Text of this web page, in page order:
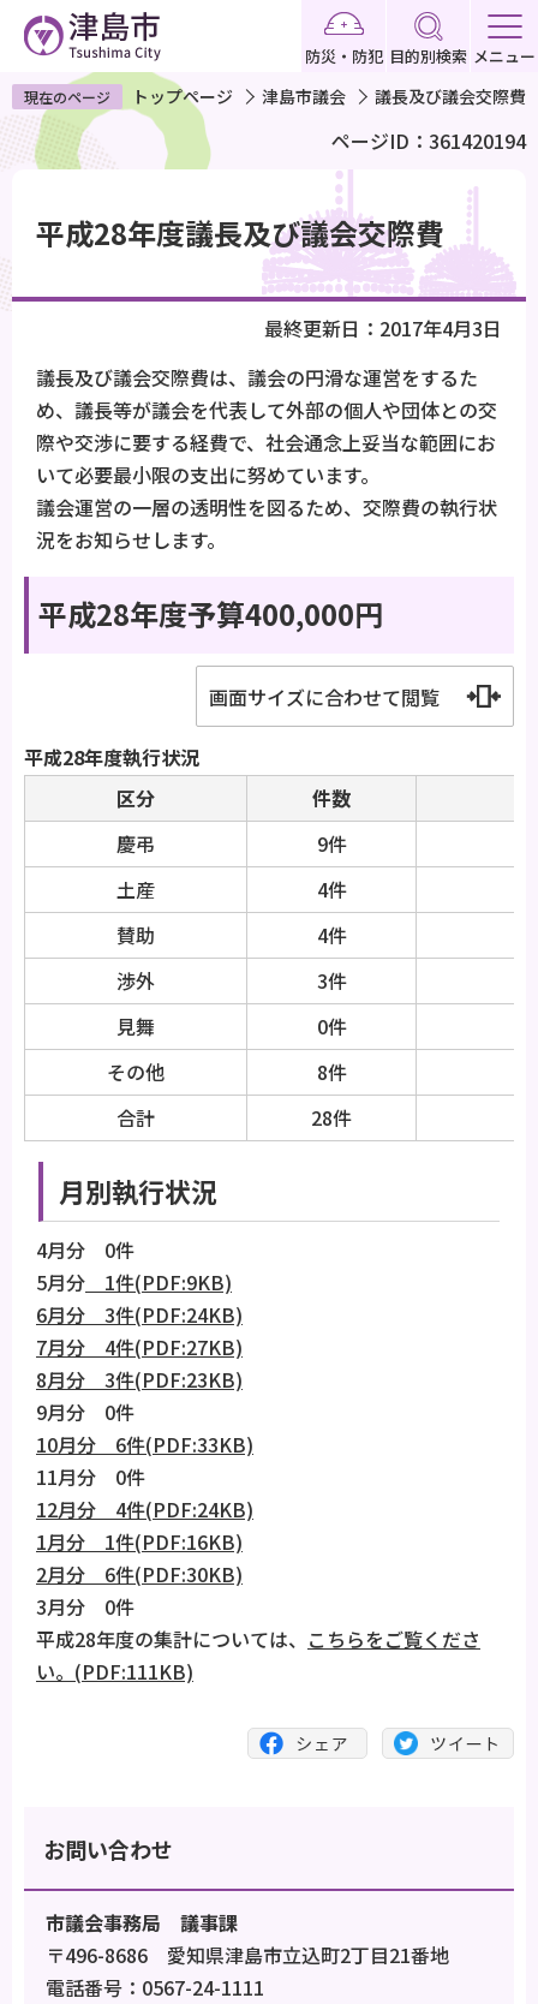
ペ
ー
で
す
防災・防犯 目的別検索 メニュー
現在のページ トップページ 津島市議会 議長及び議会交際費
ページID：361420194
平成28年度議長及び議会交際費
最終更新日：2017年4月3日
議長及び議会交際費は、議会の円滑な運営をするた
め、議長等が議会を代表して外部の個人や団体との交
際や交渉に要する経費で、社会通念上妥当な範囲にお
いて必要最小限の支出に努めています。
議会運営の一層の透明性を図るため、交際費の執行状
況をお知らせします。
平成28年度予算400,000円
画面サイズに合わせて閲覧
平成28年度執行状況
区分
件数
慶弔
9件
土産
4件
賛助
4件
渉外
3件
見舞
0件
その他
8件
合計
28件
月別執行状況
4月分 0件
5月分 1件(PDF:9KB)
6月分 3件(PDF:24KB)
7月分 4件(PDF:27KB)
8月分 3件(PDF:23KB)
9月分 0件
10月分 6件(PDF:33KB)
11月分 0件
12月分 4件(PDF:24KB)
1月分 1件(PDF:16KB)
2月分 6件(PDF:30KB)
3月分 0件
平成28年度の集計については、 こちらをご覧くださ
い。(PDF:111KB)
お問い合わせ
市議会事務局 議事課
〒496-8686 愛知県津島市立込町2丁目21番地
電話番号：0567-24-1111